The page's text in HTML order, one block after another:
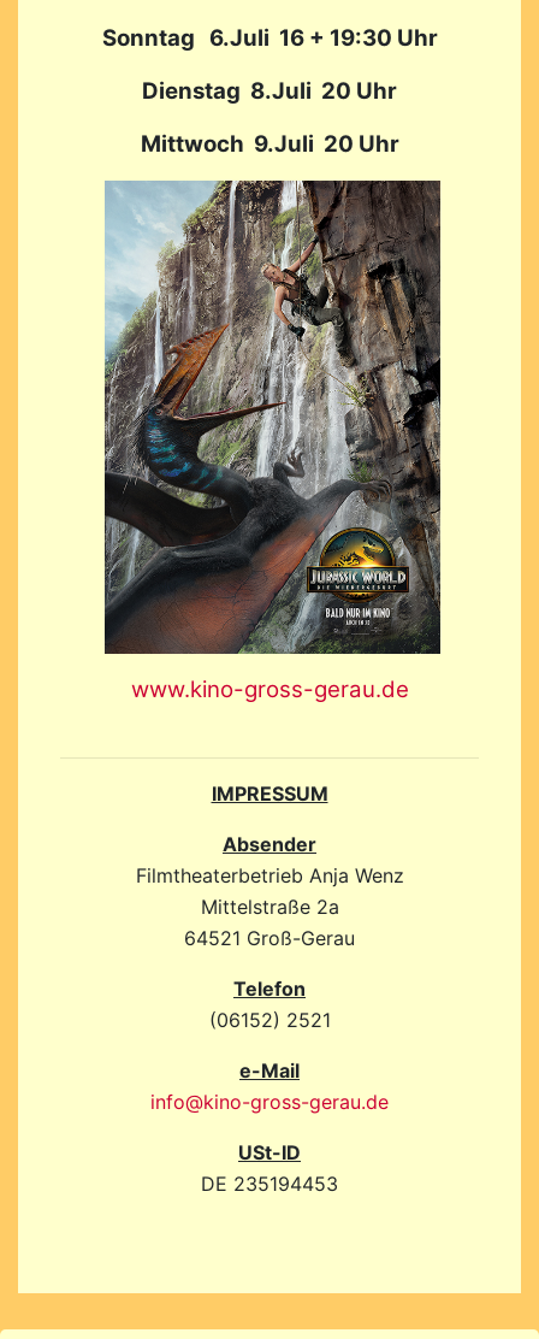
Sonntag 6.Juli 16 + 19:30 Uhr
Dienstag 8.Juli 20 Uhr
Mittwoch 9.Juli 20 Uhr
www.kino-gross-gerau.de
IMPRESSUM
Absender
Filmtheaterbetrieb Anja Wenz
Mittelstraße 2a
64521 Groß-Gerau
Telefon
(06152) 2521
e-Mail
info@kino-gross-gerau.de
USt-ID
DE 235194453